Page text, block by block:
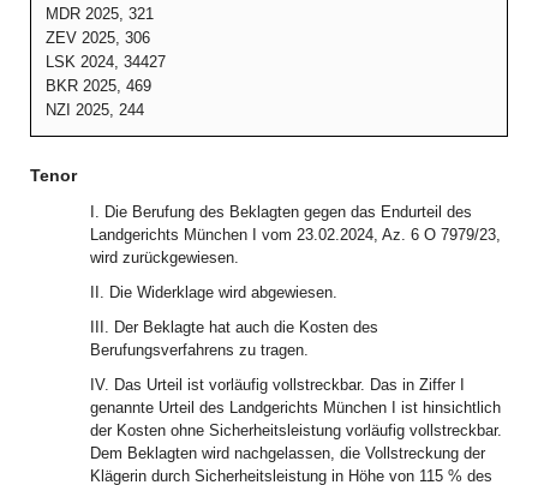
MDR 2025, 321
ZEV 2025, 306
LSK 2024, 34427
BKR 2025, 469
NZI 2025, 244
Tenor
I. Die Berufung des Beklagten gegen das Endurteil des
Landgerichts München I vom 23.02.2024, Az. 6 O 7979/23,
wird zurückgewiesen.
II. Die Widerklage wird abgewiesen.
III. Der Beklagte hat auch die Kosten des
Berufungsverfahrens zu tragen.
IV. Das Urteil ist vorläufig vollstreckbar. Das in Ziffer I
genannte Urteil des Landgerichts München I ist hinsichtlich
der Kosten ohne Sicherheitsleistung vorläufig vollstreckbar.
Dem Beklagten wird nachgelassen, die Vollstreckung der
Klägerin durch Sicherheitsleistung in Höhe von 115 % des